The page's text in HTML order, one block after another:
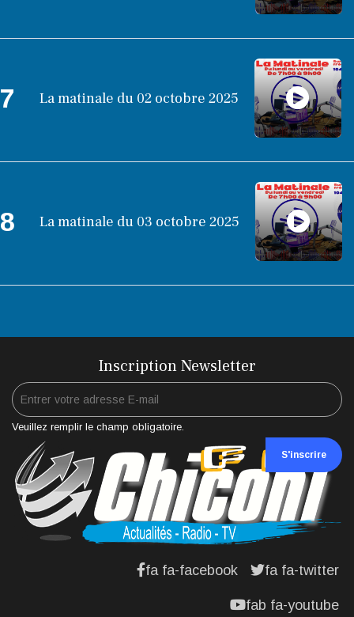
7 La matinale du 02 octobre 2025
8 La matinale du 03 octobre 2025
Inscription Newsletter
Veuillez remplir le champ obligatoire.
S'inscrire
fa fa-facebook fa fa-twitter
fab fa-youtube